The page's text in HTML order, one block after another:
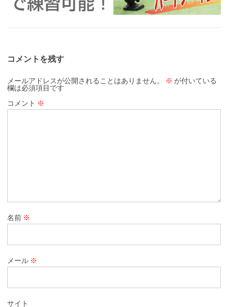
コメントを残す
メールアドレスが公開されることはありません。 ※ が付いている
欄は必須項目です
コメント ※
名前 ※
メール ※
サイト